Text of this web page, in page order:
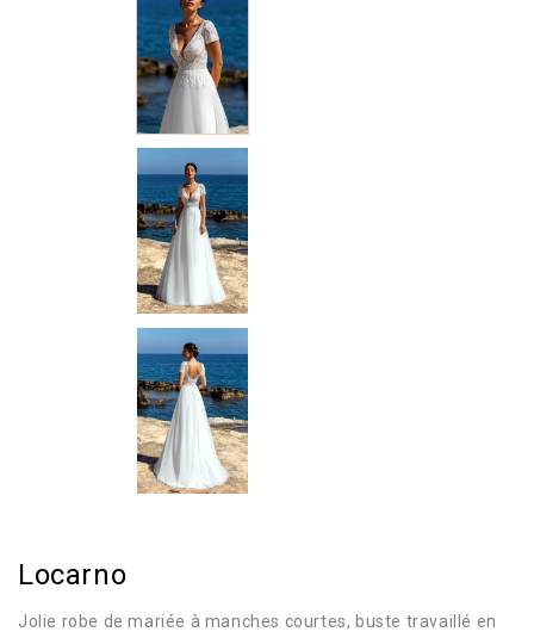
Locarno
Jolie robe de mariée à manches courtes, buste travaillé en